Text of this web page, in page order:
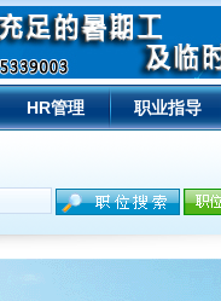
HR管理 职业指导